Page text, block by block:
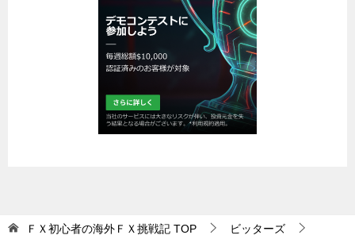
ＦＸ初心者の海外ＦＸ挑戦記 TOP ビッターズ